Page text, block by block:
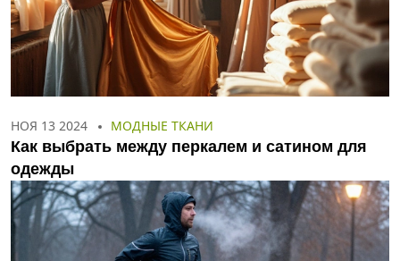
НОЯ 13 2024 МОДНЫЕ ТКАНИ
Как выбрать между перкалем и сатином для
одежды